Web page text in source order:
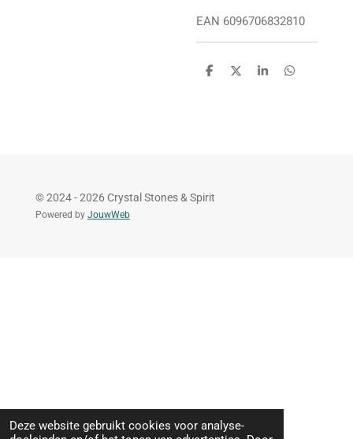
Deze website gebruikt cookies voor analyse-
EAN 6096706832810
D
D
S
D
© 2024 - 2026 Crystal Stones & Spirit
Powered by JouwWeb